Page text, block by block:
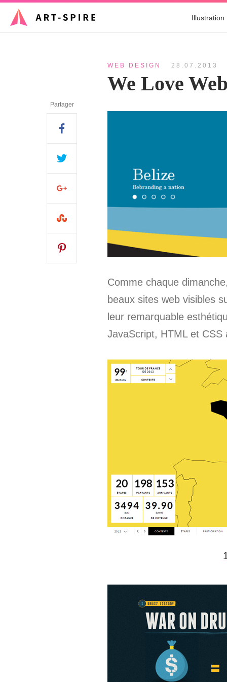
Illustration
WEB DESIGN 28.07.2013
We Love
Comme chaque
beaux sites web visibles
leur remarquable
JavaScript, HTML et CSS
Partager